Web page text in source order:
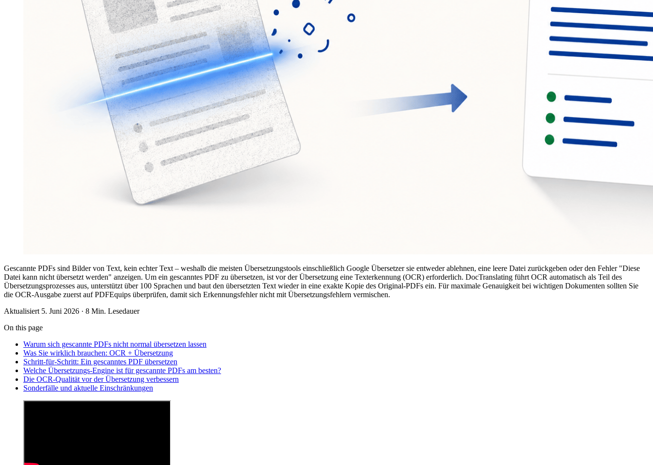
Gescannte PDFs sind Bilder von Text, kein echter Text – weshalb die meisten Übersetzungstools einschließlich Google Übersetzer sie entweder ablehnen, eine leere Datei zurückgeben oder den Fehler "Diese
Datei kann nicht übersetzt werden" anzeigen. Um ein gescanntes PDF zu übersetzen, ist vor der Übersetzung eine Texterkennung (OCR) erforderlich. DocTranslating führt OCR automatisch als Teil des
Übersetzungsprozesses aus, unterstützt über 100 Sprachen und baut den übersetzten Text wieder in eine exakte Kopie des Original-PDFs ein. Für maximale Genauigkeit bei wichtigen Dokumenten sollten Sie
die OCR-Ausgabe zuerst auf PDFEquips überprüfen, damit sich Erkennungsfehler nicht mit Übersetzungsfehlern vermischen.
Aktualisiert 5. Juni 2026 · 8 Min. Lesedauer
On this page
Warum sich gescannte PDFs nicht normal übersetzen lassen
Was Sie wirklich brauchen: OCR + Übersetzung
Schritt-für-Schritt: Ein gescanntes PDF übersetzen
Welche Übersetzungs-Engine ist für gescannte PDFs am besten?
Die OCR-Qualität vor der Übersetzung verbessern
Sonderfälle und aktuelle Einschränkungen